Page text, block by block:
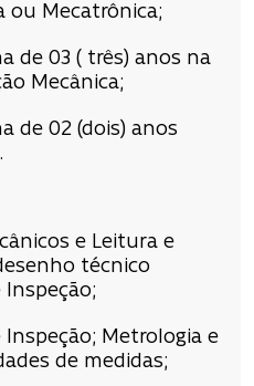
ou Mecatrônica;
de 03 ( três) anos na
Mecânica;
de 02 (dois) anos
e Leitura e
técnico
Inspeção;
Inspeção; Metrologia e
de medidas;